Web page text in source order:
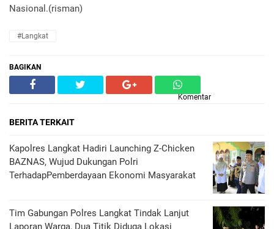
Nasional.(risman)
#Langkat
BAGIKAN
Komentar
BERITA TERKAIT
Kapolres Langkat Hadiri Launching Z-Chicken
BAZNAS, Wujud Dukungan Polri
TerhadapPemberdayaan Ekonomi Masyarakat
Tim Gabungan Polres Langkat Tindak Lanjut
Laporan Warga, Dua Titik Diduga Lokasi